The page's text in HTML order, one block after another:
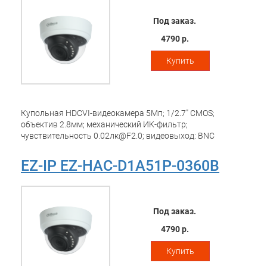
Купольная HDCVI-видеокамера 5Мп; 1/2.7" CMOS;
объектив 2.8мм; механический ИК-фильтр;
чувствительность 0.02лк@F2.0; видеовыход: BNC
25к/c@5Мп; ИК-подсветка до 20м; питание: 12В(DC);
корпус: пластик
Под заказ.
4790 р.
Купить
EZ-IP EZ-HAC-D1A51P-0360B
Под заказ.
4790 р.
Купить